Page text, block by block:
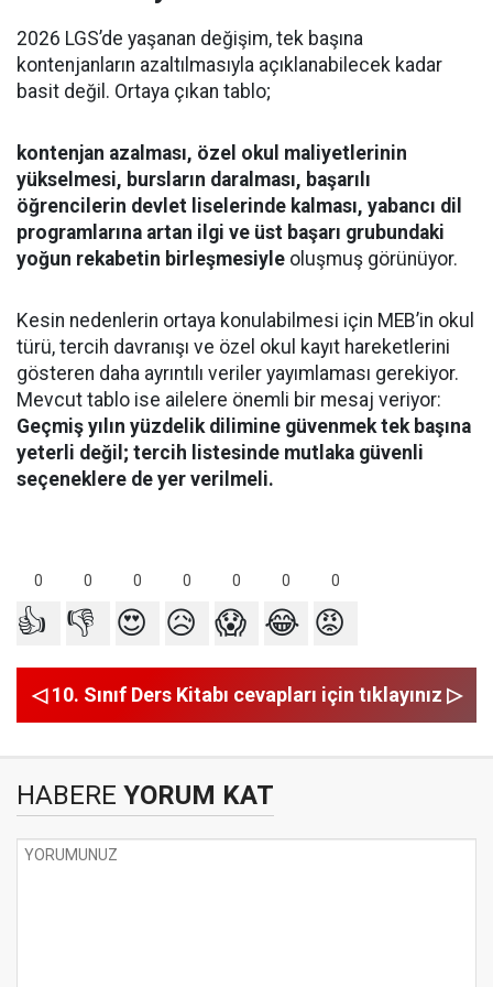
2026 LGS’de yaşanan değişim, tek başına
kontenjanların azaltılmasıyla açıklanabilecek kadar
basit değil. Ortaya çıkan tablo;
kontenjan azalması, özel okul maliyetlerinin
yükselmesi, bursların daralması, başarılı
öğrencilerin devlet liselerinde kalması, yabancı dil
programlarına artan ilgi ve üst başarı grubundaki
yoğun rekabetin birleşmesiyle oluşmuş görünüyor.
Kesin nedenlerin ortaya konulabilmesi için MEB’in okul
türü, tercih davranışı ve özel okul kayıt hareketlerini
gösteren daha ayrıntılı veriler yayımlaması gerekiyor.
Mevcut tablo ise ailelere önemli bir mesaj veriyor:
Geçmiş yılın yüzdelik dilimine güvenmek tek başına
yeterli değil; tercih listesinde mutlaka güvenli
seçeneklere de yer verilmeli.
0 0 0 0 0 0 0
👍 👎 😍 😥 😱 😂 😡
◁ 10. Sınıf Ders Kitabı cevapları için tıklayınız ▷
HABERE YORUM KAT